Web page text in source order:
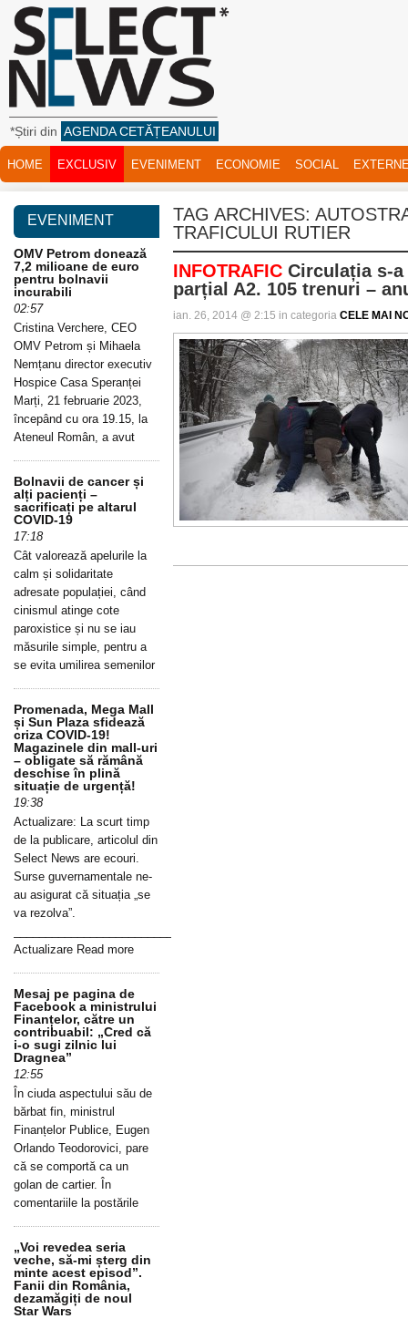
*Știri din AGENDA CETĂȚEANULUI
HOME EXCLUSIV EVENIMENT ECONOMIE SOCIAL
TAG ARCHIVES:
TRAFICULUI RUTIER
INFOTRAFIC Circulația s-
parțial A2. 105 trenuri –
ian. 26, 2014 @ 2:15 in categoria CELE MAI
EVENIMENT
OMV Petrom donează
7,2 milioane de euro
pentru bolnavii
incurabili
02:57
Cristina Verchere, CEO
OMV Petrom și Mihaela
Nemțanu director executiv
Hospice Casa Speranței
Marți, 21 februarie 2023,
începând cu ora 19.15, la
Ateneul Român, a avut
Bolnavii de cancer și
alți pacienți –
sacrificați pe altarul
COVID-19
17:18
Cât valorează apelurile la
calm și solidaritate
adresate populației, când
cinismul atinge cote
paroxistice și nu se iau
măsurile simple, pentru a
se evita umilirea semenilor
Promenada, Mega Mall
și Sun Plaza sfidează
criza COVID-19!
Magazinele din mall-uri
– obligate să rămână
deschise în plină
situație de urgență!
19:38
Actualizare: La scurt timp
de la publicare, articolul din
Select News are ecouri.
Surse guvernamentale ne-
au asigurat că situația „se
va rezolva”.
Actualizare Read more
Mesaj pe pagina de
Facebook a ministrului
Finanțelor, către un
contribuabil: „Cred că
i-o sugi zilnic lui
Dragnea”
12:55
În ciuda aspectului său de
bărbat fin, ministrul
Finanțelor Publice, Eugen
Orlando Teodorovici, pare
că se comportă ca un
golan de cartier. În
comentariile la postările
„Voi revedea seria
veche, să-mi șterg din
minte acest episod”.
Fanii din România,
dezamăgiți de noul
Star Wars